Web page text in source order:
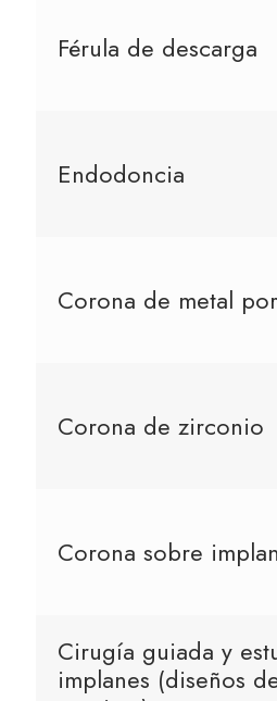
Férula de descarga
Endodoncia
Corona de metal
Corona de zirconio
Corona sobre
Cirugía guiada y
implanes (diseños